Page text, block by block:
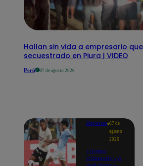
Hallan sin vida a empresario
secuestrado en Piura | VIDEO
Perú 07 de agosto 2026
Deportes 07 de
agosto
2026
Torneo
Clausura: ¿A